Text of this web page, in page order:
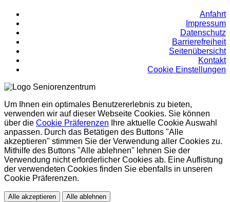
Anfahrt
Impressum
Datenschutz
Barrierefreiheit
Seitenübersicht
Kontakt
Cookie Einstellungen
Um Ihnen ein optimales Benutzererlebnis zu bieten,
verwenden wir auf dieser Webseite Cookies. Sie können
über die Cookie Präferenzen Ihre aktuelle Cookie Auswahl
anpassen. Durch das Betätigen des Buttons "Alle
akzeptieren" stimmen Sie der Verwendung aller Cookies zu.
Mithilfe des Buttons "Alle ablehnen" lehnen Sie der
Verwendung nicht erforderlicher Cookies ab. Eine Auflistung
der verwendeten Cookies finden Sie ebenfalls in unseren
Cookie Präferenzen.
Alle akzeptieren Alle ablehnen